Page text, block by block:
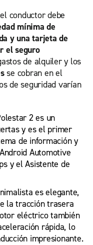
conductor debe
mínima de
y una tarjeta de
el seguro
de alquiler y los
se cobran en el
de seguridad varían
2 es un
y es el primer
de información y
Automotive
y el Asistente de
es elegante,
la tracción trasera
eléctrico también
rápida, lo
impresionante.